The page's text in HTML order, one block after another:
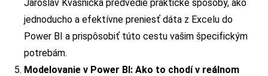
Jaroslav Kvasnička predvedie praktické spôsoby, ako
jednoducho a efektívne preniesť dáta z Excelu do
Power BI a prispôsobiť túto cestu vašim špecifickým
potrebám.
Modelovanie v Power BI: Ako to chodí v reálnom